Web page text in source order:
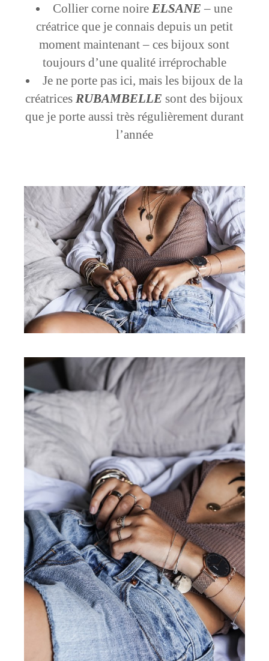
Collier corne noire ELSANE – une
créatrice que je connais depuis un petit
moment maintenant – ces bijoux sont
toujours d’une qualité irréprochable
Je ne porte pas ici, mais les bijoux de la
créatrices RUBAMBELLE sont des bijoux
que je porte aussi très régulièrement durant
l’année